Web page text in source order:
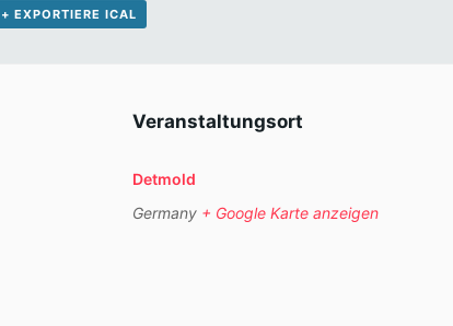
+ EXPORTIERE ICAL
Veranstaltungsort
Detmold
Germany + Google Karte anzeigen